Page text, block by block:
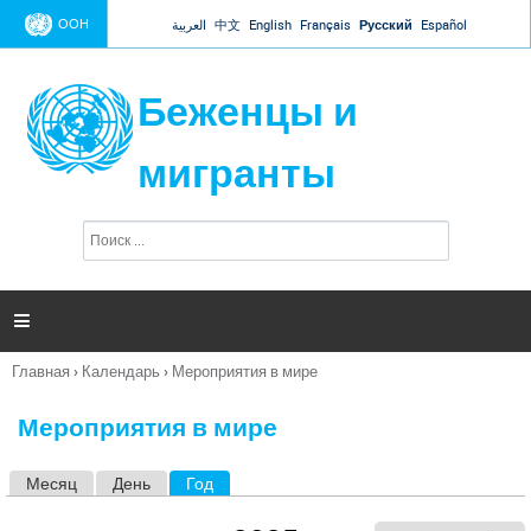
Jump to navigation
ООН العربية 中文 English Français Русский Español
Беженцы и
мигранты
п
и

Вы
Главная › Календарь › Мероприятия в мире
Мероприятия в мире
Месяц День Год